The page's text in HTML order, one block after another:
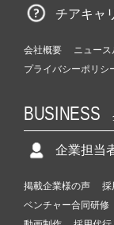
チアキャ
会社概要 ニュース
プライバシーポリシ
BUSINESS
企業担当
掲載企業様の声 採
ベンチャー合同研修